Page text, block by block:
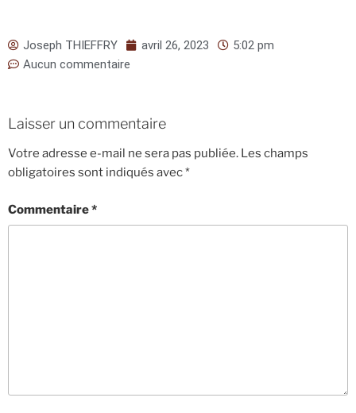
Joseph THIEFFRY avril 26, 2023
5:02 pm
Aucun commentaire
Laisser un commentaire
Votre adresse e-mail ne sera pas publiée. Les champs
obligatoires sont indiqués avec*
Commentaire*